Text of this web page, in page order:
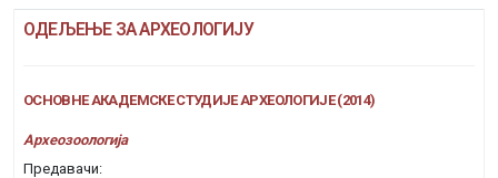
ОДЕЉЕЊЕ ЗА АРХЕОЛОГИЈУ
ОСНОВНЕ АКАДЕМСКЕ СТУДИЈЕ АРХЕОЛОГИЈЕ (2014)
Археозоологија
Предавачи: